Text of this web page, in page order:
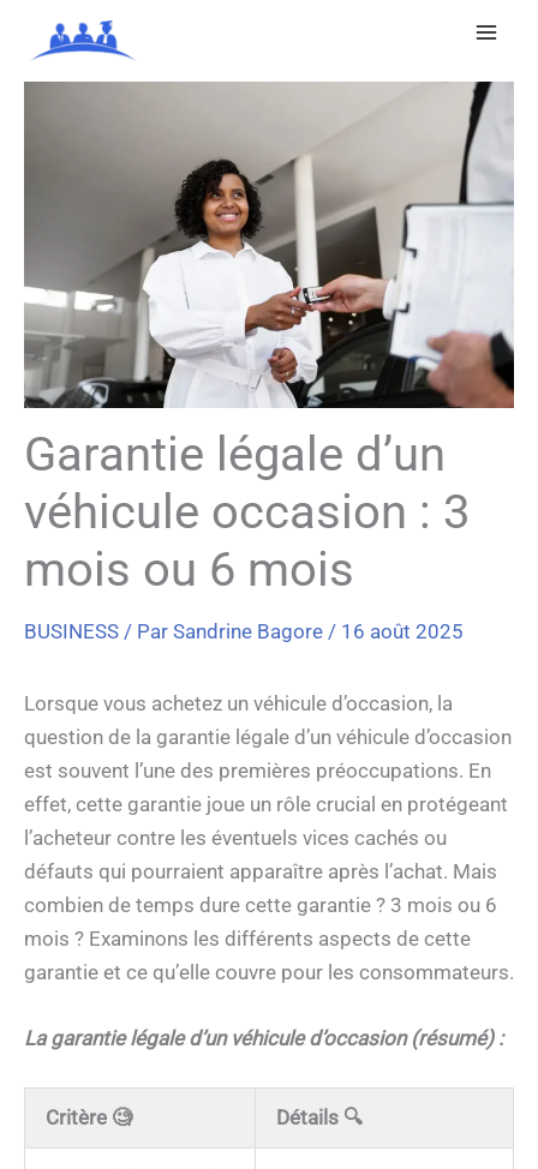
contenu
Garantie légale d’un
véhicule occasion : 3
mois ou 6 mois
BUSINESS / Par Sandrine Bagore / 16 août 2025
Lorsque vous achetez un véhicule d’occasion, la
question de la garantie légale d’un véhicule d’occasion
est souvent l’une des premières préoccupations. En
effet, cette garantie joue un rôle crucial en protégeant
l’acheteur contre les éventuels vices cachés ou
défauts qui pourraient apparaître après l’achat. Mais
combien de temps dure cette garantie ? 3 mois ou 6
mois ? Examinons les différents aspects de cette
garantie et ce qu’elle couvre pour les consommateurs.
La garantie légale d’un véhicule d’occasion (résumé) :
Critère 🧐 Détails 🔍